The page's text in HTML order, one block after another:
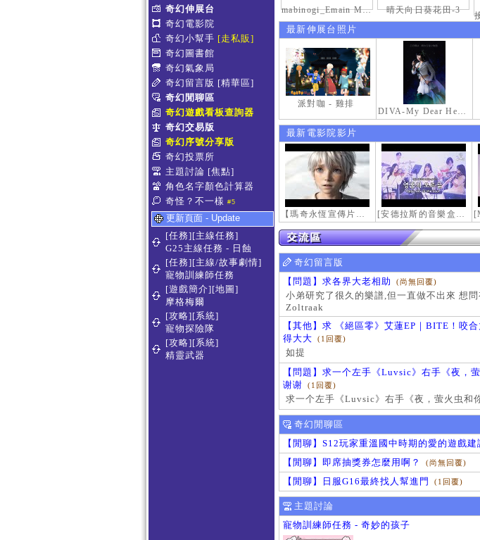
奇幻伸展台
奇幻電影院
奇幻小幫手 [走私販]
奇幻圖書館
奇幻氣象局
奇幻留言版 [精華區]
奇幻閒聊區
奇幻遊戲看板查詢器
奇幻交易版
奇幻序號分享版
奇幻投票所
主題討論 [焦點]
角色名字顏色計算器
奇怪？不一樣 #5
更新頁面 - Update
[任務][主線任務]
G25主線任務 - 日蝕
[任務][主線/故事劇情]
寵物訓練師任務
[遊戲簡介][地圖]
摩格梅爾
[攻略][系統]
寵物探險隊
[攻略][系統]
精靈武器
mabinogi_Emain Macha_2000-0600_1 晴天向日葵花田-3
最新伸展台照片
派對咖 - 雞排
DIVA-My Dear Heroine-
最新電影院影片
【瑪奇永恆宣傳片】最初的感動 [安德拉斯的音樂盒｜靈魂的音樂盒] Mabinogi OST - Music Box of the Soul | Crossover COVER
奇幻留言版
【問題】求各界大老相助 (尚無回覆)
小弟研究了很久的樂譜,但一直做不出來 想
Zoltraak
【其他】求 《絕區零》艾蓮EP｜BITE！咬
得大大
(1回覆)
如提
【問題】求一个左手《Luvsic》右手《夜，
谢谢
(1回覆)
求一个左手《Luvsic》右手《夜，萤火虫和
奇幻閒聊區
【閒聊】S12玩家重溫國中時期的愛的遊戲建
【閒聊】即席抽獎券怎麼用啊？ (尚無回覆)
【閒聊】日服G16最終找人幫進門 (1回覆)
主題討論
寵物訓練師任務 - 奇妙的孩子